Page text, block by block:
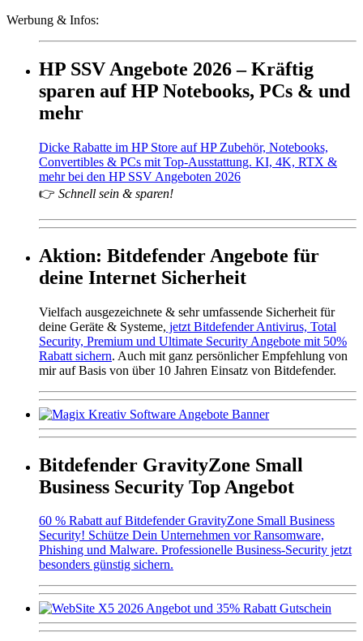
Werbung & Infos:
HP SSV Angebote 2026 – Kräftig
sparen auf HP Notebooks, PCs & und
mehr
Dicke Rabatte im HP Store auf HP Zubehör, Notebooks,
Convertibles & PCs mit Top-Ausstattung. KI, 4K, RTX &
mehr bei den HP SSV Angeboten 2026
👉 Schnell sein & sparen!
Aktion: Bitdefender Angebote für
deine Internet Sicherheit
Vielfach ausgezeichnete & sehr umfassende Sicherheit für
deine Geräte & Systeme, jetzt Bitdefender Antivirus, Total
Security, Premium und Ultimate Security Angebote mit 50%
Rabatt sichern. Auch mit ganz persönlicher Empfehlung von
mir auf Basis von über 10 Jahren Einsatz von Bitdefender.
Bitdefender GravityZone Small
Business Security Top Angebot
60 % Rabatt auf Bitdefender GravityZone Small Business
Security! Schütze Dein Unternehmen vor Ransomware,
Phishing und Malware. Professionelle Business-Security jetzt
besonders günstig sichern.